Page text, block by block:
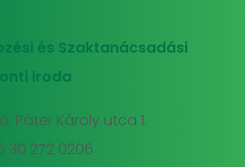
és Szaktanácsadási
iroda
Páter Károly utca 1.
30 272 0206